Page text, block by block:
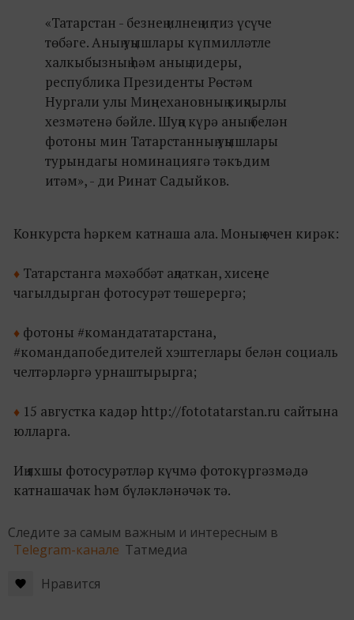
«Татарстан - безнең илнең иң тиз үсүче
төбәге. Аның уңышлары күпмилләтле
халкыбызның һәм аның лидеры,
республика Президенты Рөстәм
Нургали улы Миңнехановның киңкырлы
хезмәтенә бәйле. Шуңа күрә аның белән
фотоны мин Татарстанның уңышлары
турындагы номинациягә тәкъдим
итәм», - ди Ринат Садыйков.
Конкурста һәркем катнаша ала. Моның өчен кирәк:
♦ Татарстанга мәхәббәт аңлаткан, хисеңне
чагылдырган фотосурәт төшерергә;
♦ фотоны #командататарстана,
#командапобедителей хэштеглары белән социаль
челтәрләргә урнаштырырга;
♦ 15 августка кадәр http://fototatarstan.ru сайтына
юлларга.
Иң яхшы фотосурәтләр күчмә фотокүргәзмәдә
катнашачак һәм бүләкләнәчәк тә.
Следите за самым важным и интересным в
Telegram-канале Татмедиа
Нравится